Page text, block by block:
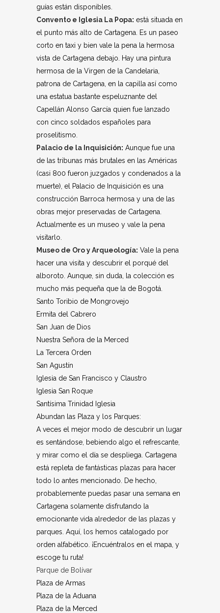
guías están disponibles.
Convento e Iglesia La Popa: está situada en
el punto más alto de Cartagena. Es un paseo
corto en taxi y bien vale la pena la hermosa
vista de Cartagena debajo. Hay una pintura
hermosa de la Virgen de la Candelaria,
patrona de Cartagena, en la capilla así como
una estatua bastante espeluznante del
Capellán Alonso García quien fue lanzado
con cinco soldados españoles para
proselitismo.
Palacio de la Inquisición: Aunque fue una
de las tribunas más brutales en las Américas
(casi 800 fueron juzgados y condenados a la
muerte), el Palacio de Inquisición es una
construcción Barroca hermosa y una de las
obras mejor preservadas de Cartagena.
Actualmente es un museo y vale la pena
visitarlo.
Museo de Oro y Arqueología: Vale la pena
hacer una visita y descubrir el porqué del
alboroto. Aunque, sin duda, la colección es
mucho más pequeña que la de Bogotá.
Santo Toribio de Mongrovejo
Ermita del Cabrero
San Juan de Dios
Nuestra Señora de la Merced
La Tercera Orden
San Agustín
Iglesia de San Francisco y Claustro
Iglesia San Roque
Santísima Trinidad Iglesia
Abundan las Plaza y los Parques:
A veces el mejor modo de descubrir un lugar
es sentándose, bebiendo algo el refrescante,
y mirar como el día se despliega. Cartagena
está repleta de fantásticas plazas para hacer
todo lo antes mencionado. De hecho,
probablemente puedas pasar una semana en
Cartagena solamente disfrutando la
emocionante vida alrededor de las plazas y
parques. Aquí, los hemos catalogado por
orden alfabético. ¡Encuéntralos en el mapa, y
escoge tu ruta!
Parque de Bolívar
Plaza de Armas
Plaza de la Aduana
Plaza de la Merced